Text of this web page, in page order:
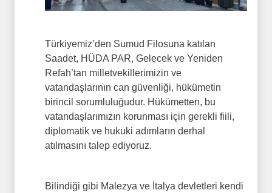
Türkiyemiz’den Sumud Filosuna katılan
Saadet, HÜDA PAR, Gelecek ve Yeniden
Refah’tan milletvekillerimizin ve
vatandaşlarının can güvenliği, hükümetin
birincil sorumluluğudur. Hükümetten, bu
vatandaşlarımızın korunması için gerekli fiili,
diplomatik ve hukuki adımların derhal
atılmasını talep ediyoruz.
Bilindiği gibi Malezya ve İtalya devletleri kendi